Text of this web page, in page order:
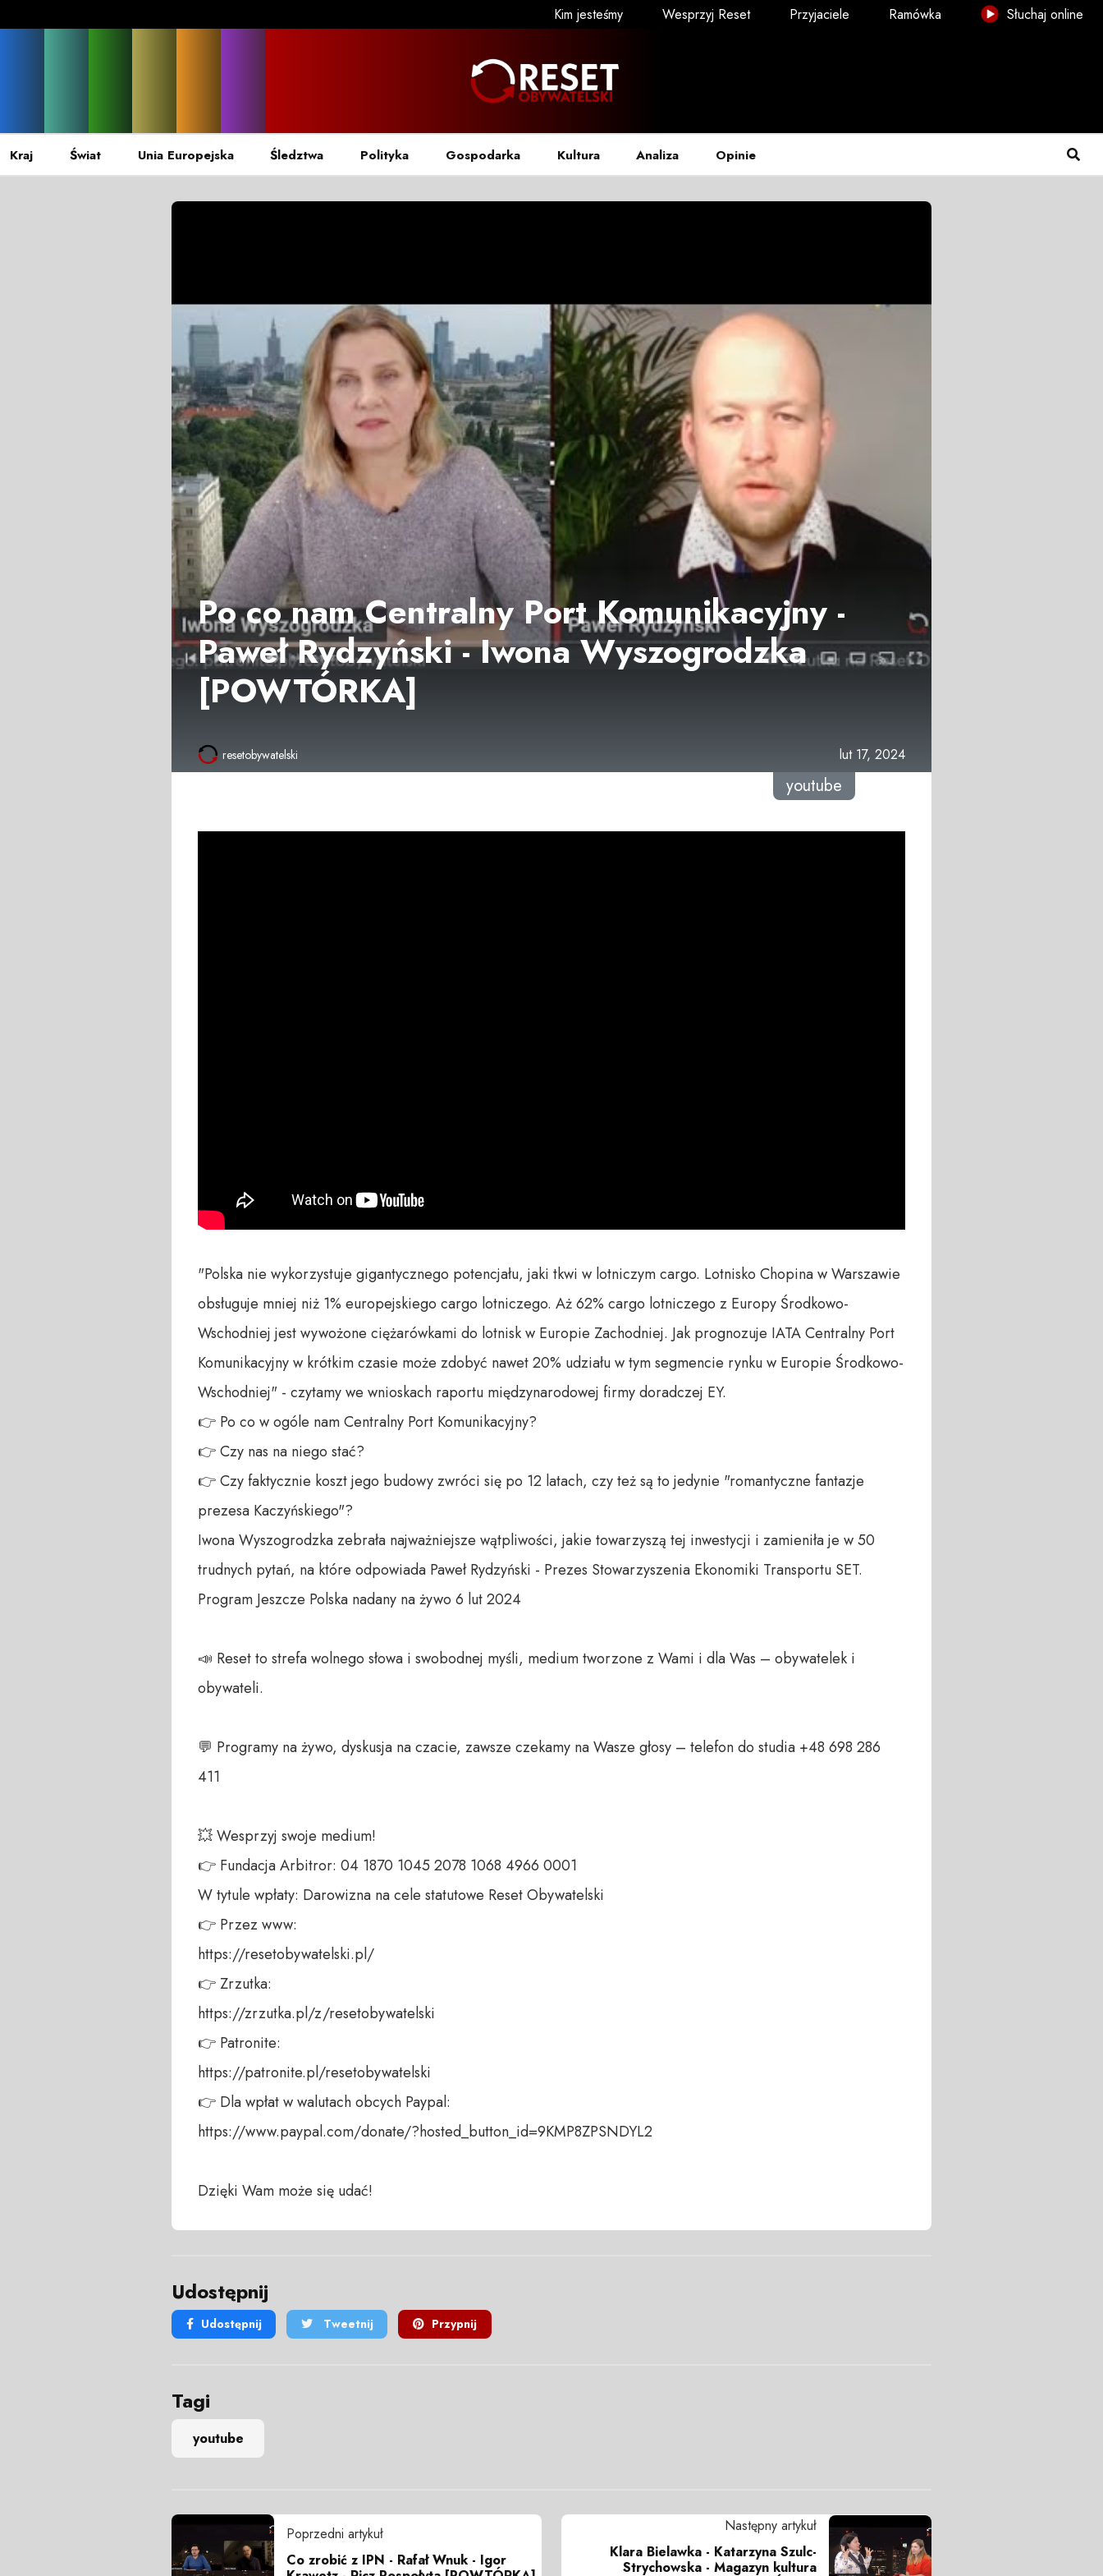
Kim jesteśmy Wesprzyj Reset Przyjaciele Ramówka Słuchaj online
Kraj Świat Unia Europejska Śledztwa Polityka Gospodarka Kultura Analiza Opinie
Po co nam Centralny Port Komunikacyjny -
Paweł Rydzyński - Iwona Wyszogrodzka
[POWTÓRKA]
resetobywatelski lut 17, 2024
youtube
"Polska nie wykorzystuje gigantycznego potencjału, jaki tkwi w lotniczym cargo. Lotnisko Chopina w Warszawie
obsługuje mniej niż 1% europejskiego cargo lotniczego. Aż 62% cargo lotniczego z Europy Środkowo-
Wschodniej jest wywożone ciężarówkami do lotnisk w Europie Zachodniej. Jak prognozuje IATA Centralny Port
Komunikacyjny w krótkim czasie może zdobyć nawet 20% udziału w tym segmencie rynku w Europie Środkowo-
Wschodniej" - czytamy we wnioskach raportu międzynarodowej firmy doradczej EY.
👉 Po co w ogóle nam Centralny Port Komunikacyjny?
👉 Czy nas na niego stać?
👉 Czy faktycznie koszt jego budowy zwróci się po 12 latach, czy też są to jedynie "romantyczne fantazje
prezesa Kaczyńskiego"?
Iwona Wyszogrodzka zebrała najważniejsze wątpliwości, jakie towarzyszą tej inwestycji i zamieniła je w 50
trudnych pytań, na które odpowiada Paweł Rydzyński - Prezes Stowarzyszenia Ekonomiki Transportu SET.
Program Jeszcze Polska nadany na żywo 6 lut 2024
📣 Reset to strefa wolnego słowa i swobodnej myśli, medium tworzone z Wami i dla Was – obywatelek i
obywateli.
💬 Programy na żywo, dyskusja na czacie, zawsze czekamy na Wasze głosy – telefon do studia +48 698 286
411
💥 Wesprzyj swoje medium!
👉 Fundacja Arbitror: 04 1870 1045 2078 1068 4966 0001
W tytule wpłaty: Darowizna na cele statutowe Reset Obywatelski
👉 Przez www:
https://resetobywatelski.pl/
👉 Zrzutka:
https://zrzutka.pl/z/resetobywatelski
👉 Patronite:
https://patronite.pl/resetobywatelski
👉 Dla wpłat w walutach obcych Paypal:
https://www.paypal.com/donate/?hosted_button_id=9KMP8ZPSNDYL2
Dzięki Wam może się udać!
Udostępnij
Udostępnij Tweetnij Przypnij
Tagi
youtube
Poprzedni artykuł
Co zrobić z IPN - Rafał Wnuk - Igor
Następny artykuł
Klara Bielawka - Katarzyna Szulc-
Strychowska - Magazyn kultura